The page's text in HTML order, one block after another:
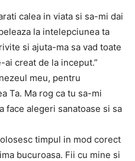
calea in viata si sa-mi dai
la intelepciunea ta
si ajuta-ma sa vad toate
creat de la inceput.”
meu, pentru
Ta. Ma rog ca tu sa-mi
face alegeri sanatoase si sa
timpul in mod corect
bucuroasa. Fii cu mine si